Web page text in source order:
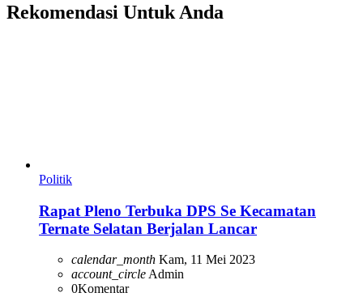
Rekomendasi Untuk Anda
Politik
Rapat Pleno Terbuka DPS Se Kecamatan
Ternate Selatan Berjalan Lancar
calendar_month Kam, 11 Mei 2023
account_circle Admin
0Komentar